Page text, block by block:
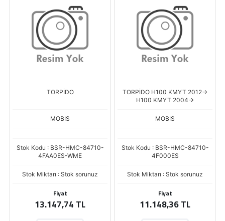
TORPİDO
MOBIS
Stok Kodu : BSR-HMC-84710-
4FAA0ES-WME
Stok Miktarı : Stok sorunuz
Fiyat
13.147,74 TL
TORPİDO H100 KMYT 2012->
H100 KMYT 2004->
MOBIS
Stok Kodu : BSR-HMC-84710-
4F000ES
Stok Miktarı : Stok sorunuz
Fiyat
11.148,36 TL